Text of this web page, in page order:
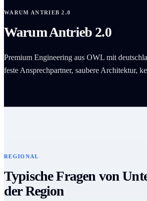
WARUM ANTRIEB 2.0
Warum Antrieb 2.0
Premium Engineering aus OWL mit
feste Ansprechpartner, saubere Architektur,
REGIONAL
Typische Fragen von
der Region